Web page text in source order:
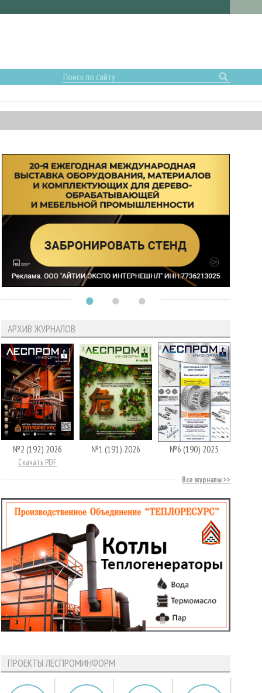
АРХИВ ЖУРНАЛОВ
№2 (192) 2026
Скачать PDF
№1 (191) 2026 №6 (190) 2025
Все журналы
ПРОЕКТЫ ЛЕСПРОМИНФОРМ